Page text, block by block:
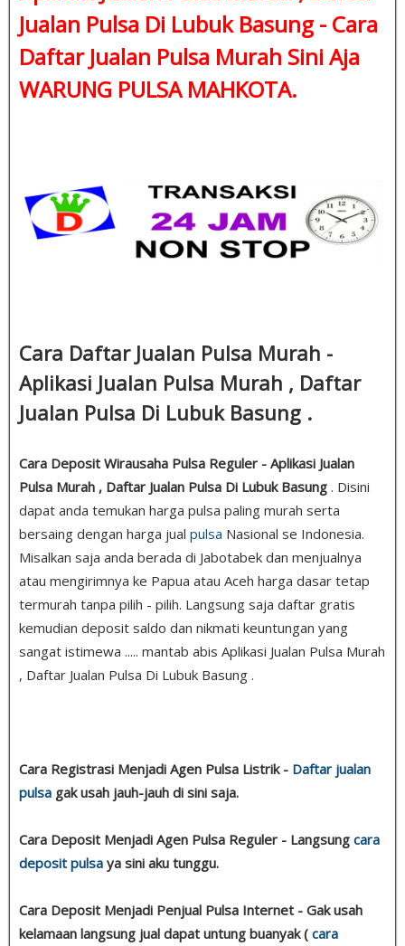
Jualan Pulsa Di Lubuk Basung - Cara
Daftar Jualan Pulsa Murah Sini Aja
WARUNG PULSA MAHKOTA.
Cara Daftar Jualan Pulsa Murah -
Aplikasi Jualan Pulsa Murah , Daftar
Jualan Pulsa Di Lubuk Basung .
Cara Deposit Wirausaha Pulsa Reguler - Aplikasi Jualan
Pulsa Murah , Daftar Jualan Pulsa Di Lubuk Basung . Disini
dapat anda temukan harga pulsa paling murah serta
bersaing dengan harga jual pulsa Nasional se Indonesia.
Misalkan saja anda berada di Jabotabek dan menjualnya
atau mengirimnya ke Papua atau Aceh harga dasar tetap
termurah tanpa pilih - pilih. Langsung saja daftar gratis
kemudian deposit saldo dan nikmati keuntungan yang
sangat istimewa ..... mantab abis Aplikasi Jualan Pulsa Murah
, Daftar Jualan Pulsa Di Lubuk Basung .
Cara Registrasi Menjadi Agen Pulsa Listrik - Daftar jualan
pulsa gak usah jauh-jauh di sini saja.
Cara Deposit Menjadi Agen Pulsa Reguler - Langsung cara
deposit pulsa ya sini aku tunggu.
Cara Deposit Menjadi Penjual Pulsa Internet - Gak usah
kelamaan langsung jual dapat untung buanyak ( cara